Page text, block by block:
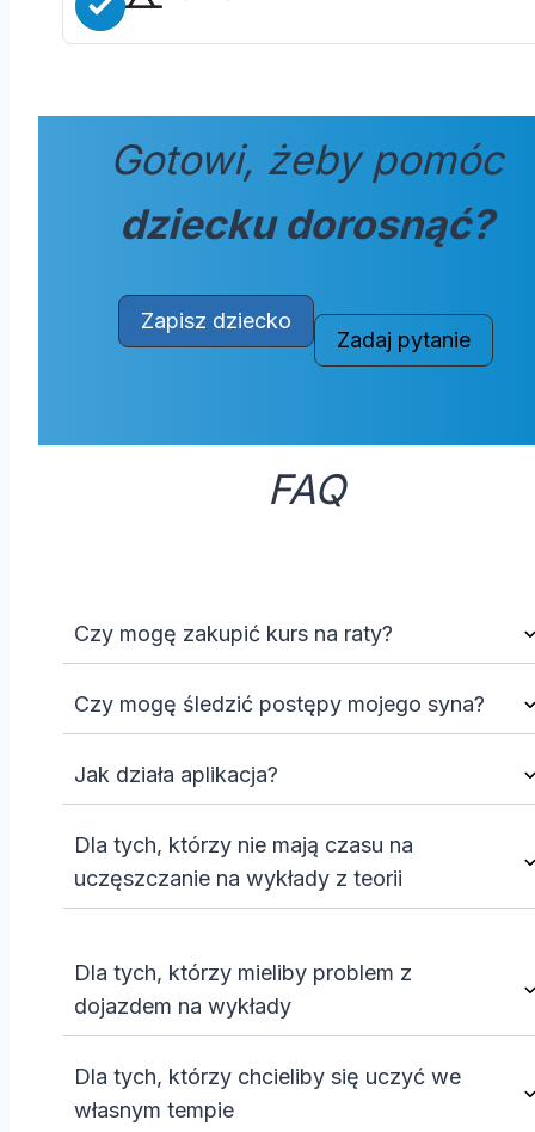
Gotowi, żeby pomóc
dziecku dorosnąć?
Zapisz dziecko
Zadaj pytanie
FAQ
Czy mogę zakupić kurs na raty?
Czy mogę śledzić postępy mojego syna?
Jak działa aplikacja?
Dla tych, którzy nie mają czasu na
uczęszczanie na wykłady z teorii
Dla tych, którzy mieliby problem z
dojazdem na wykłady
Dla tych, którzy chcieliby się uczyć we
własnym tempie